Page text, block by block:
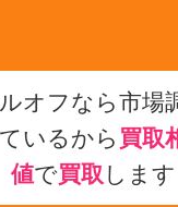
オフなら市場
いるから 買取
値で買取 します